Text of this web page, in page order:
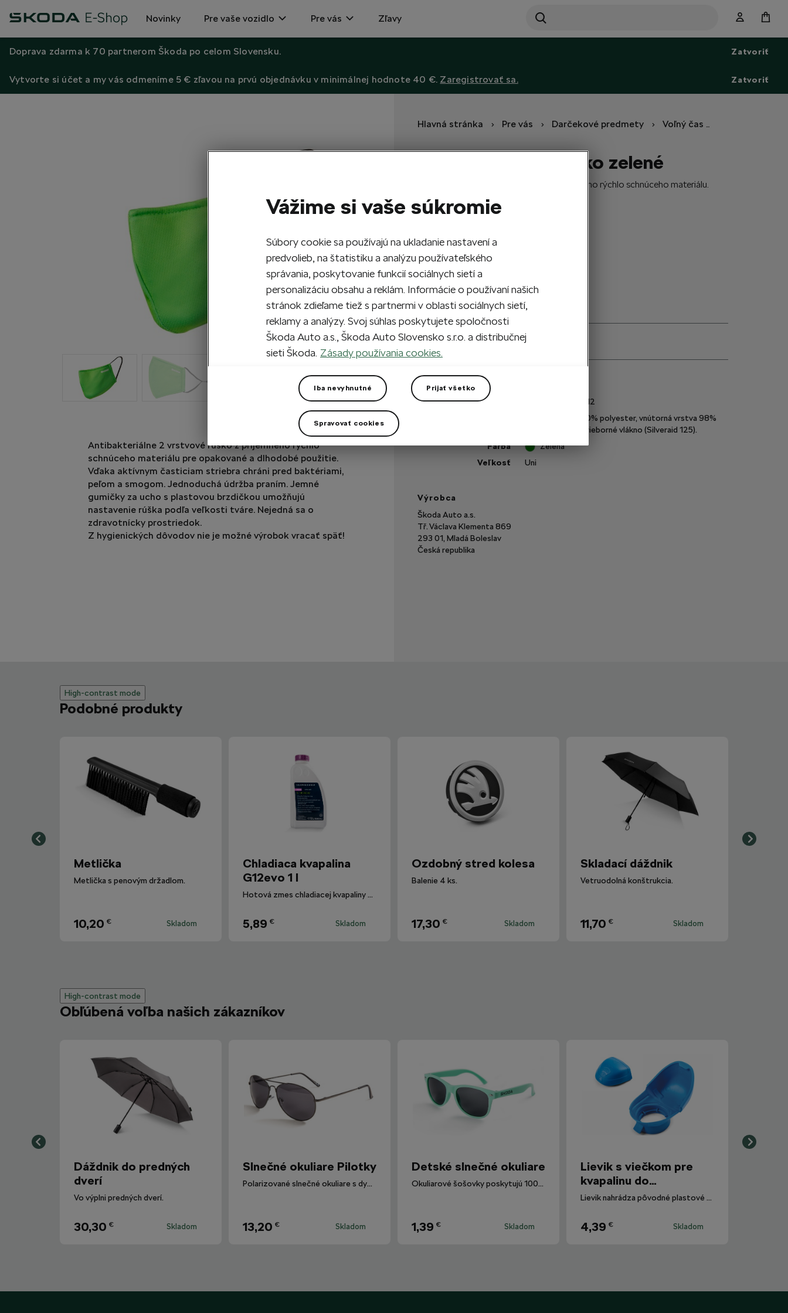
Novinky Pre vaše vozidlo Pre vás Zľavy
Doprava zdarma k 70 partnerom Škoda po celom Slovensku. Zatvoriť
Vytvorte si účet a my vás odmeníme 5 € zľavou na prvú objednávku v minimálnej hodnote 40 €. Zaregistrovať sa. Zatvoriť
Hlavná stránka Pre vás Darčekové predmety Voľný čas
Antibakteriálne rúško zelené
Antibakteriálne 2 vrstvové rúško z príjemného rýchlo schnúceho materiálu.
+1 viac
Antibakteriálne 2 vrstvové rúško z príjemného rýchlo
schnúceho materiálu pre opakované a dlhodobé použitie.
Vďaka aktívnym časticiam striebra chráni pred baktériami,
peľom a smogom. Jednoduchá údržba praním. Jemné
gumičky za ucho s plastovou brzdičkou umožňujú
nastavenie rúška podľa veľkosti tváre. Nejedná sa o
zdravotnícky prostriedok.
Z hygienických dôvodov nie je možné výrobok vracať späť!
5,19 EUR
1
Vypredané
Máte otázku?
Technické špecifikácie
Kód výrobku
000087703PE212
Vrchná vrstva 100% polyester, vnútorná vrstva 98%
polyester, 2% strieborné vlákno (Silveraid 125).
Farba
Zelená
Veľkosť
Uni
Výrobca
Škoda Auto a.s.
Tř. Václava Klementa 869
293 01, Mladá Boleslav
Česká republika
High-contrast mode
Podobné produkty
Metlička
Metlička s penovým držadlom.
10,20 € Skladom
Chladiaca kvapalina
G12evo 1 l
Hotová zmes chladiacej kvapaliny G12evo pre všetky vozidlá Škoda.
5,89 € Skladom
Ozdobný stred kolesa
Balenie 4 ks.
17,30 € Skladom
Skladací dáždnik
Vetruodolná konštrukcia.
11,70 € Skladom
High-contrast mode
Obľúbená voľba našich zákazníkov
Dáždnik do predných
dverí
Vo výplni predných dverí.
30,30 € Skladom
Slnečné okuliare Pilotky
Polarizované slnečné okuliare s dymovými sklami.
13,20 € Skladom
Detské slnečné okuliare
Okuliarové šošovky poskytujú 100% ochranu proti UV žiareniu.
1,39 € Skladom
Lievik s viečkom pre
kvapalinu do
ostrekovačov
Lievik nahrádza pôvodné plastové viečko nádobky ostrekovačov.
4,39 € Skladom
Vážime si vaše súkromie
Súbory cookie sa používajú na ukladanie nastavení a
predvolieb, na štatistiku a analýzu používateľského
správania, poskytovanie funkcií sociálnych sietí a
personalizáciu obsahu a reklám. Informácie o používaní našich
stránok zdieľame tiež s partnermi v oblasti sociálnych sietí,
reklamy a analýzy. Svoj súhlas poskytujete spoločnosti
Škoda Auto a.s., Škoda Auto Slovensko s.r.o. a distribučnej
sieti Škoda. Zásady používania cookies.
Iba nevyhnutné Prijať všetko
Spravovať cookies